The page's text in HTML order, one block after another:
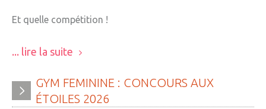
Et quelle compétition !
... lire la suite
GYM FEMININE : CONCOURS AUX
ÉTOILES 2026